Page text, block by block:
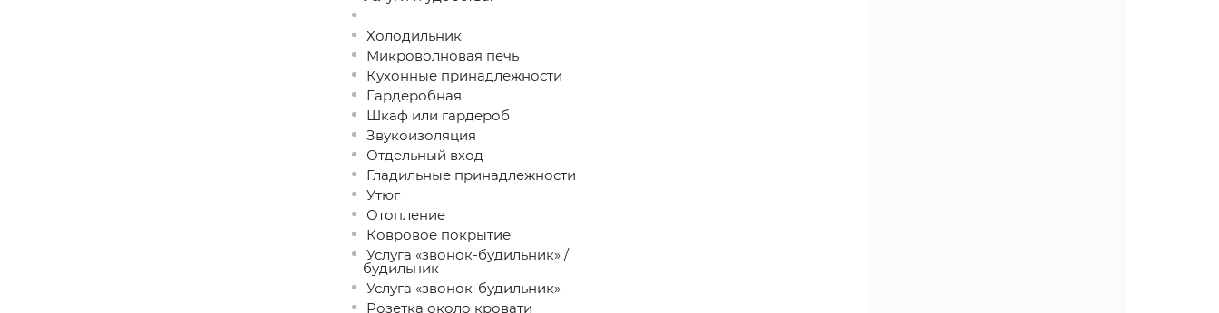
Холодильник
Микроволновая печь
Кухонные принадлежности
Гардеробная
Шкаф или гардероб
Звукоизоляция
Отдельный вход
Гладильные принадлежности
Утюг
Отопление
Ковровое покрытие
Услуга «звонок-будильник» /
будильник
Услуга «звонок-будильник»
Розетка около кровати